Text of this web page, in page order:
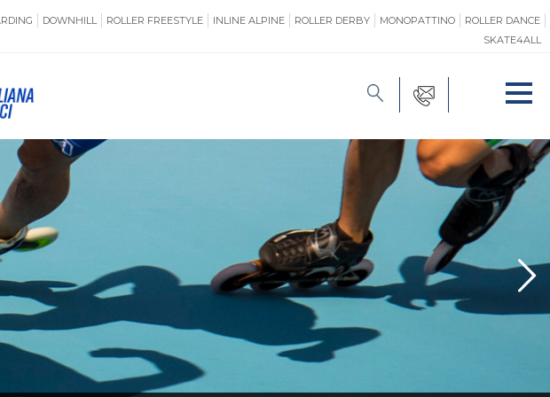
DOWNHILL ROLLER FREESTYLE INLINE ALPINE ROLLER DERBY MONOPATTINO
ROLLER DANCE
SKATE4ALL
FORMAZIONE
TERRITORIO PROMOZIONE
ASSICURAZIONE SAFEGUARDING